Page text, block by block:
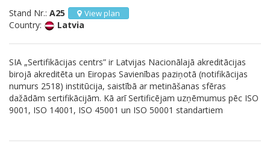
Stand Nr.: A25 View plan
Country: Latvia
SIA „Sertifikācijas centrs” ir Latvijas Nacionālajā akreditācijas
birojā akreditēta un Eiropas Savienības paziņotā (notifikācijas
numurs 2518) institūcija, saistībā ar metināšanas sfēras
dažādām sertifikācijām. Kā arī Sertificējam uzņēmumus pēc ISO
9001, ISO 14001, ISO 45001 un ISO 50001 standartiem